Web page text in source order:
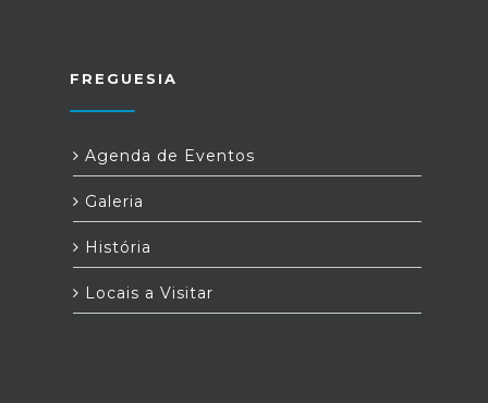
FREGUESIA
Agenda de Eventos
Galeria
História
Locais a Visitar